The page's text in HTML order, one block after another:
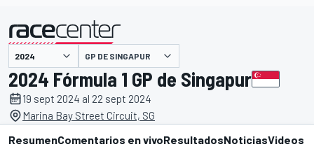
presentado por GP DE SINGAPUR
2024 Fórmula 1 GP de Singapur
19 sept 2024 al 22 sept 2024
Marina Bay Street Circuit, SG
ResumenComentarios en vivoResultadosNoticiasVideos